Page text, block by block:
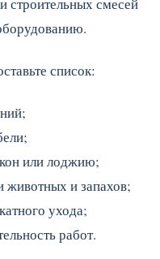
список:
или лоджию;
животных и запахов;
ухода;
работ.